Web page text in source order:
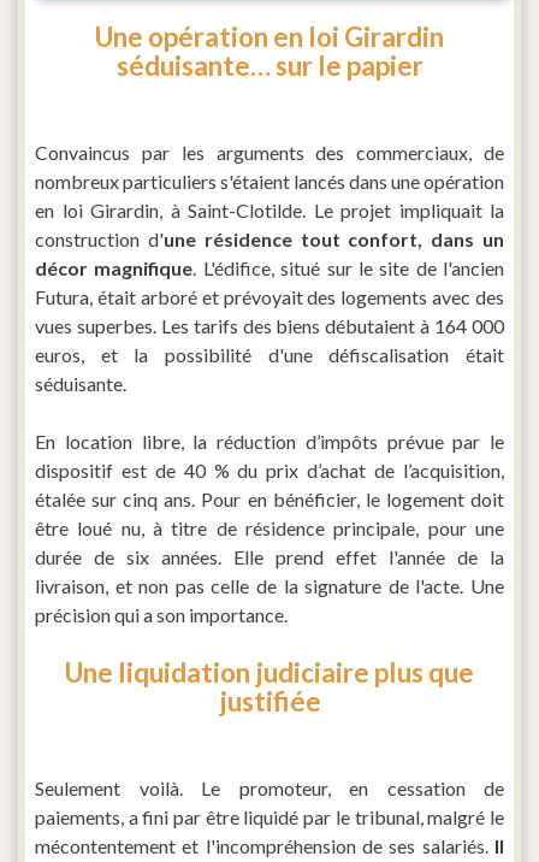
Une opération en loi Girardin
séduisante… sur le papier
Convaincus par les arguments des commerciaux, de
nombreux particuliers s'étaient lancés dans une opération
en loi Girardin, à Saint-Clotilde. Le projet impliquait la
construction d'une résidence tout confort, dans un
décor magnifique. L'édifice, situé sur le site de l'ancien
Futura, était arboré et prévoyait des logements avec des
vues superbes. Les tarifs des biens débutaient à 164 000
euros, et la possibilité d'une défiscalisation était
séduisante.
En location libre, la réduction d’impôts prévue par le
dispositif est de 40 % du prix d’achat de l’acquisition,
étalée sur cinq ans. Pour en bénéficier, le logement doit
être loué nu, à titre de résidence principale, pour une
durée de six années. Elle prend effet l'année de la
livraison, et non pas celle de la signature de l'acte. Une
précision qui a son importance.
Une liquidation judiciaire plus que
justifiée
Seulement voilà. Le promoteur, en cessation de
paiements, a fini par être liquidé par le tribunal, malgré le
mécontentement et l'incompréhension de ses salariés. Il